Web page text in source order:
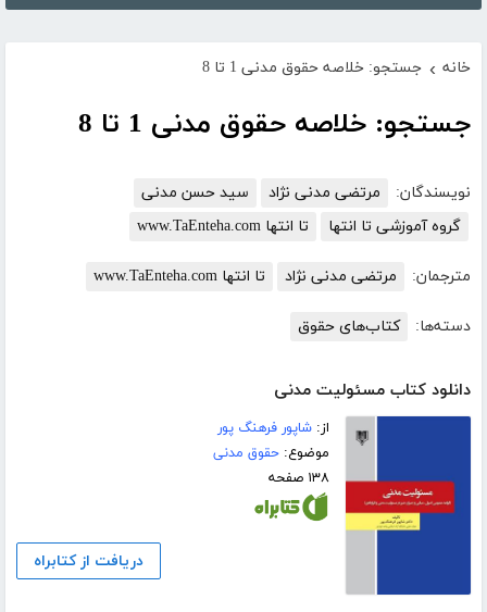
خانه › جستجو: خلاصه حقوق مدنی 1 تا 8
جستجو: خلاصه حقوق مدنی 1 تا 8
نویسندگان: مرتضی مدنی نژاد
سید حسن مدنی
گروه آموزشی تا انتها
تا انتها www.TaEnteha.com
مترجمان: مرتضی مدنی نژاد تا انتها www.TaEnteha.com
دسته‌ها: کتاب‌های حقوق
دانلود کتاب مسئولیت مدنی
از:شاپور فرهنگ پور
موضوع:حقوق مدنی
۱۳۸ صفحه
دریافت از کتابراه